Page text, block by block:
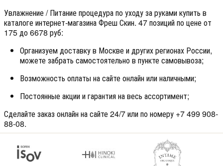
Увлажнение / Питание процедура по уходу за руками купить в
каталоге интернет-магазина Фреш Скин. 47 позиций по цене от
175 до 6678 руб:
Организуем доставку в Москве и других регионах России,
можете забрать самостоятельно в пункте самовывоза;
Возможность оплаты на сайте онлайн или наличными;
Постоянные акции и гарантия на весь ассортимент;
Сделайте заказ онлайн на сайте 24/7 или по номеру +7 499 908-
88-08.